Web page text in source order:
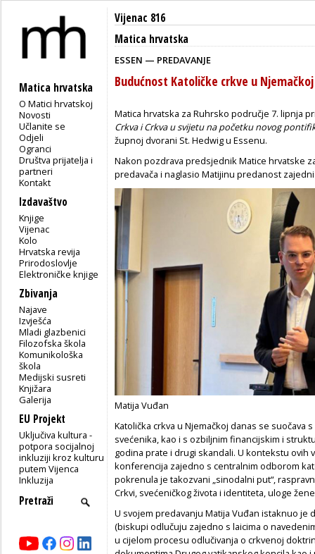
Matica hrvatska
O Matici hrvatskoj
Novosti
Učlanite se
Odjeli
Ogranci
Društva prijatelja i
partneri
Kontakt
Izdavaštvo
Knjige
Vijenac
Kolo
Hrvatska revija
Prirodoslovlje
Elektroničke knjige
Zbivanja
Najave
Izvješća
Mladi glazbenici
Filozofska škola
Komunikološka
škola
Medijski susreti
Knjižara
Galerija
EU Projekt
Uključiva kultura -
potpora socijalnoj
inkluziji kroz kulturu
putem Vijenca
Inkluzija
Vijenac 816
Matica hrvatska
ESSEN — PREDAVANJE
Budućnost Katoličke crkve u Njemačkoj
Matica hrvatska za Ruhrsko područje 7. lipnja
Crkva i Crkva u svijetu na početku novog
župnoj dvorani St. Hedwig u Essenu.
Nakon pozdrava predsjednik Matice hrvatske
predavača i naglasio Matijinu predanost
Matija Vuđan
Katolička crkva u Njemačkoj danas se suočava
svećenika, kao i s ozbiljnim financijskim i
godina prate i drugi skandali. U kontekstu ovih
konferencija zajedno s centralnim odborom
pokrenula je takozvani „sinodalni put“,
Crkvi, svećeničkog života i identiteta, uloge
U svojem predavanju Matija Vuđan istaknuo je
(biskupi odlučuju zajedno s laicima o
u cijelom procesu odlučivanja o crkvenoj